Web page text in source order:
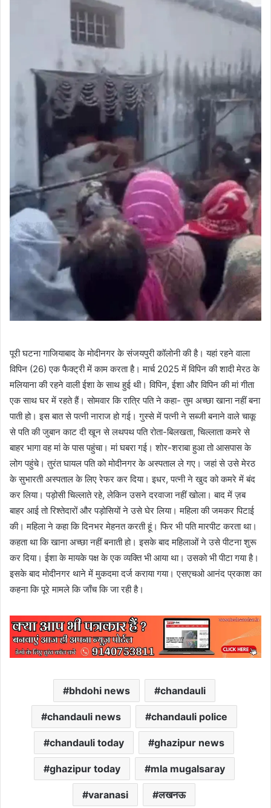
पूरी घटना गाजियाबाद के मोदीनगर के संजयपुरी कॉलोनी की है। यहां रहने वाला
विपिन (26) एक फैक्ट्री में काम करता है। मार्च 2025 में विपिन की शादी मेरठ के
मलियाना की रहने वाली ईशा के साथ हुई थी। विपिन, ईशा और विपिन की मां गीता
एक साथ घर में रहते हैं। सोमवार कि रात्रि पति ने कहा- तुम अच्छा खाना नहीं बना
पाती हो। इस बात से पत्नी नाराज हो गई। गुस्से में पत्नी ने सब्जी बनाने वाले चाकू
से पति की जुबान काट दी खून से लथपथ पति रोता-बिलखता, चिल्लाता कमरे से
बाहर भागा वह मां के पास पहुंचा। मां घबरा गई। शोर-शराबा हुआ तो आसपास के
लोग पहुंचे। तुरंत घायल पति को मोदीनगर के अस्पताल ले गए। जहां से उसे मेरठ
के सुभारती अस्पताल के लिए रेफर कर दिया। इधर, पत्नी ने खुद को कमरे में बंद
कर लिया। पड़ोसी चिल्लाते रहे, लेकिन उसने दरवाजा नहीं खोला। बाद में ज़ब
बाहर आई तो रिश्तेदारों और पड़ोसियों ने उसे घेर लिया। महिला की जमकर पिटाई
की। महिला ने कहा कि दिनभर मेहनत करती हूं। फिर भी पति मारपीट करता था।
कहता था कि खाना अच्छा नहीं बनाती हो। इसके बाद महिलाओं ने उसे पीटना शुरू
कर दिया। ईशा के मायके पक्ष के एक व्यक्ति भी आया था। उसको भी पीटा गया है।
इसके बाद मोदीनगर थाने में मुकदमा दर्ज कराया गया। एसएचओ आनंद प्रकाश का
कहना कि पूरे मामले कि जाँच कि जा रही है।
bhdohi news chandauli
chandauli news chandauli police
chandauli today ghazipur news
ghazipur today mla mugalsaray
varanasi लखनऊ